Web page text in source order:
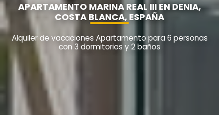
APARTAMENTO MARINA REAL III EN DENIA,
COSTA BLANCA, ESPAÑA
Alquiler de vacaciones Apartamento para 6 personas
con 3 dormitorios y 2 baños